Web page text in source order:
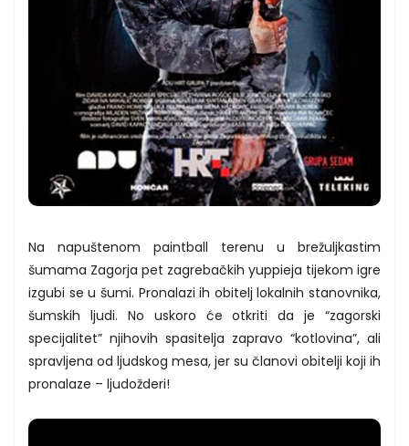
Na napuštenom paintball terenu u brežuljkastim
šumama Zagorja pet zagrebačkih yuppieja tijekom igre
izgubi se u šumi. Pronalazi ih obitelj lokalnih stanovnika,
šumskih ljudi. No uskoro će otkriti da je “zagorski
specijalitet” njihovih spasitelja zapravo “kotlovina”, ali
spravljena od ljudskog mesa, jer su članovi obitelji koji ih
pronalaze – ljudožderi!